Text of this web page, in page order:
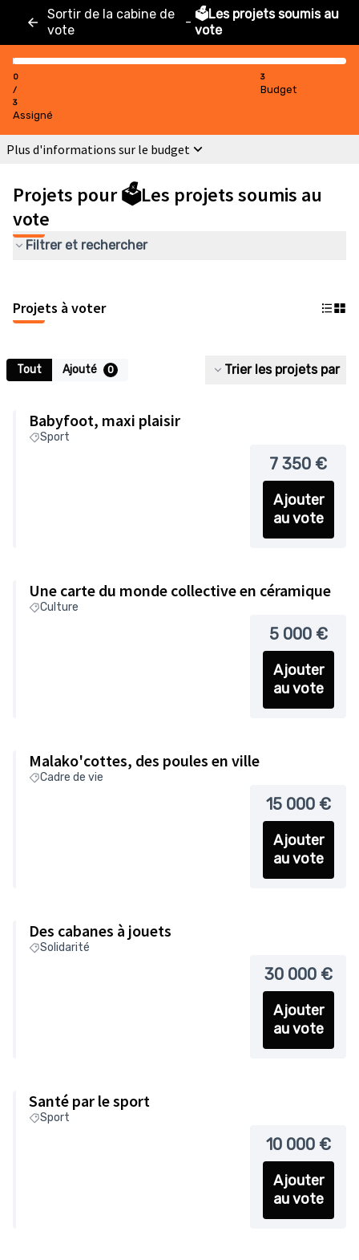
Sortir de la cabine de
vote
-
🗳️Les projets soumis au
vote
0
/
3
Assigné
3
Budget
Plus d'informations sur le budget
Projets pour 🗳️Les projets soumis au
vote
Filtrer et rechercher
Projets à voter
Tout Ajouté 0 Trier les projets par
Babyfoot, maxi plaisir
Sport
7 350 €
Ajouter
au vote
Une carte du monde collective en céramique
Culture
5 000 €
Ajouter
au vote
Malako'cottes, des poules en ville
Cadre de vie
15 000 €
Ajouter
au vote
Des cabanes à jouets
Solidarité
30 000 €
Ajouter
au vote
Santé par le sport
Sport
10 000 €
Ajouter
au vote